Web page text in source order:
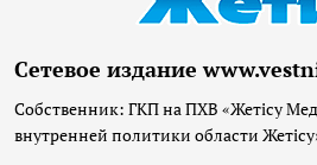
Сетевое издание
Собственник: ГКП на ПХВ «Жетісу
внутренней политики области